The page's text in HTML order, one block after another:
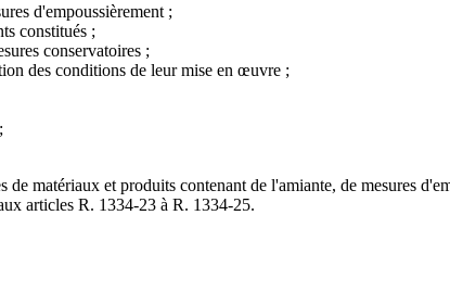
d'empoussièrement ;
constitués ;
conservatoires ;
des conditions de leur mise en œuvre ;
matériaux et produits contenant de l'amiante, de mesures
articles R. 1334-23 à R. 1334-25.